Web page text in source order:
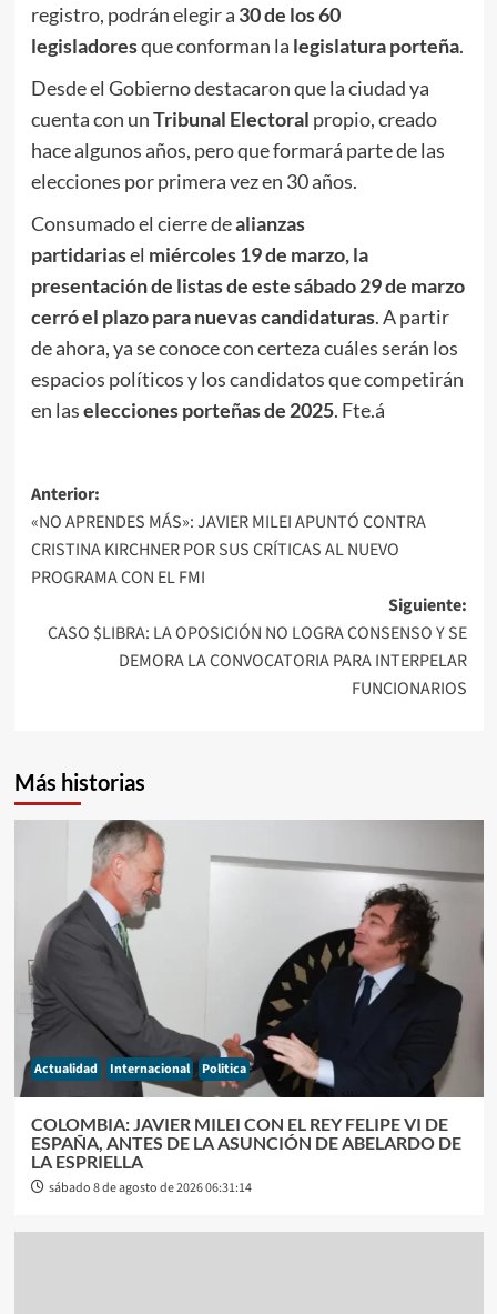
registro, podrán elegir a 30 de los 60
legisladoresque conforman la legislatura porteña.
Desde el Gobierno destacaron que la ciudad ya
cuenta con unTribunal Electoral propio, creado
hace algunos años, pero que formará parte de las
elecciones por primera vez en 30 años.
Consumado el cierre dealianzas
partidariasel miércoles 19 de marzo, la
presentación de listas de este sábado 29 de marzo
cerró el plazo para nuevas candidaturas. A partir
de ahora, ya se conoce con certeza cuáles serán los
espacios políticos y los candidatos que competirán
en laselecciones porteñas de 2025. Fte.á
Navegación
de
entradas
Anterior:
«NO APRENDES MÁS»: JAVIER MILEI APUNTÓ CONTRA
CRISTINA KIRCHNER POR SUS CRÍTICAS AL NUEVO
PROGRAMA CON EL FMI
Siguiente:
CASO $LIBRA: LA OPOSICIÓN NO LOGRA CONSENSO Y SE
DEMORA LA CONVOCATORIA PARA INTERPELAR
FUNCIONARIOS
Más historias
Actualidad Internacional Politica
COLOMBIA: JAVIER MILEI CON EL REY FELIPE VI DE
ESPAÑA, ANTES DE LA ASUNCIÓN DE ABELARDO DE
LA ESPRIELLA
sábado 8 de agosto de 2026 06:31:14